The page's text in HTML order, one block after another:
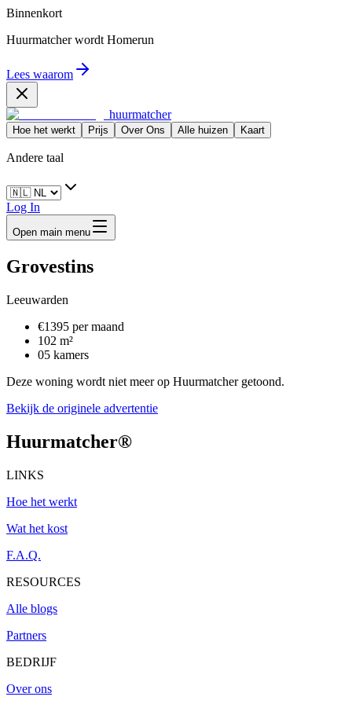
Binnenkort
Huurmatcher wordt Homerun
Lees waarom
huurmatcher
Hoe het werkt Prijs Over Ons Alle huizen Kaart
Andere taal
Log In
Open main menu
Grovestins
Leeuwarden
€1395 per maand
102 m²
05 kamers
Deze woning wordt niet meer op Huurmatcher getoond.
Bekijk de originele advertentie
Huurmatcher®
LINKS
Hoe het werkt
Wat het kost
F.A.Q.
RESOURCES
Alle blogs
Partners
BEDRIJF
Over ons